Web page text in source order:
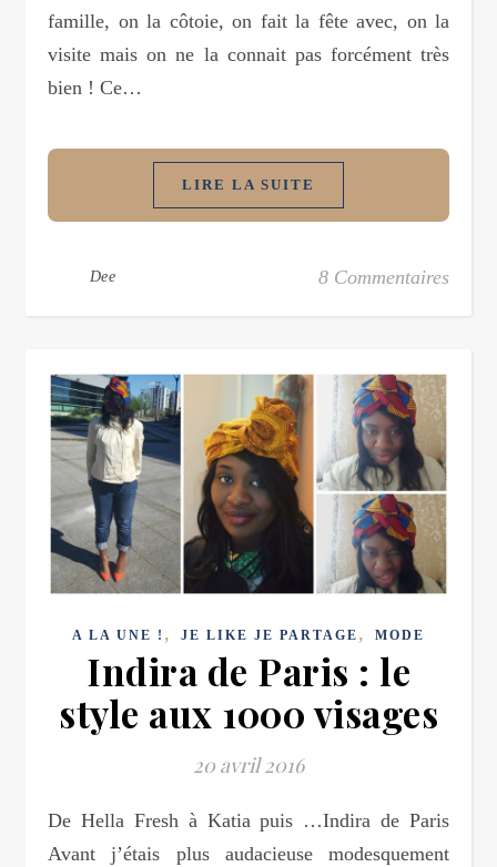
famille, on la côtoie, on fait la fête avec, on la
visite mais on ne la connait pas forcément très
bien ! Ce…
LIRE LA SUITE
Dee 8 Commentaires
A LA UNE ! , JE LIKE JE PARTAGE , MODE
Indira de Paris : le
style aux 1000 visages
20 avril 2016
De Hella Fresh à Katia puis …Indira de Paris
Avant j’étais plus audacieuse modesquement